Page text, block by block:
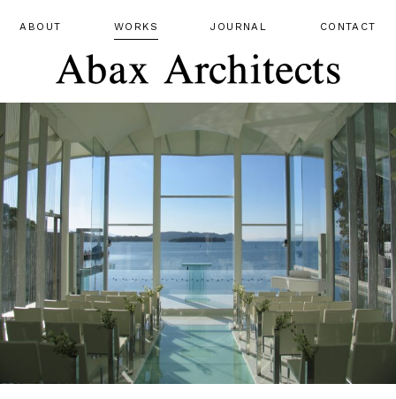
ABOUT WORKS JOURNAL CONTACT